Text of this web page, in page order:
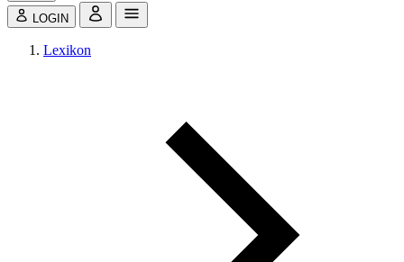
LOGIN
Lexikon